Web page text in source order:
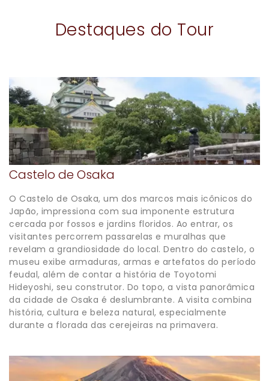
Destaques do Tour
Castelo de Osaka
O Castelo de Osaka, um dos marcos mais icônicos do
Japão, impressiona com sua imponente estrutura
cercada por fossos e jardins floridos. Ao entrar, os
visitantes percorrem passarelas e muralhas que
revelam a grandiosidade do local. Dentro do castelo, o
museu exibe armaduras, armas e artefatos do período
feudal, além de contar a história de Toyotomi
Hideyoshi, seu construtor. Do topo, a vista panorâmica
da cidade de Osaka é deslumbrante. A visita combina
história, cultura e beleza natural, especialmente
durante a florada das cerejeiras na primavera.